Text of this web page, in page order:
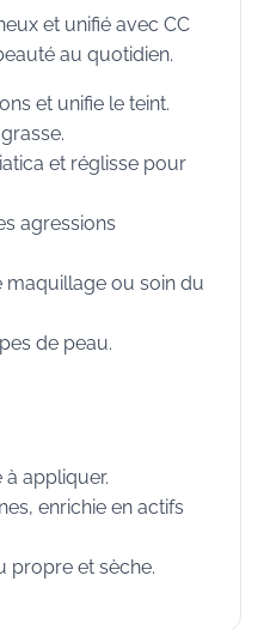
et unifié avec CC
au quotidien.
et unifie le teint.
et réglisse pour
agressions
maquillage ou soin du
de peau.
appliquer.
enrichie en actifs
propre et sèche.